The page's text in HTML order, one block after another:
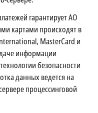
гарантирует АО
картами происходят в
MasterCard и
информации
безопасности
данных ведется на
процессинговой